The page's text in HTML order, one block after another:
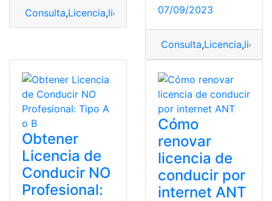
Consulta,Licencia,licencia de conducir,solicitar
07/09/2023
Consulta,Licencia,
Obtener
Licencia de
Conducir NO
Profesional:
Cómo
renovar
licencia de
conducir por
internet ANT